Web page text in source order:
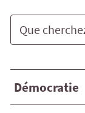
Démocratie